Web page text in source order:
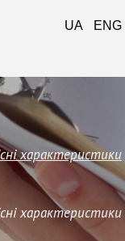
характеристики
характеристики
UA ENG